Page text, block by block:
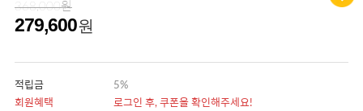
368,000원
279,600원
적립금
5%
회원혜택
로그인 후, 쿠폰을 확인해주세요!